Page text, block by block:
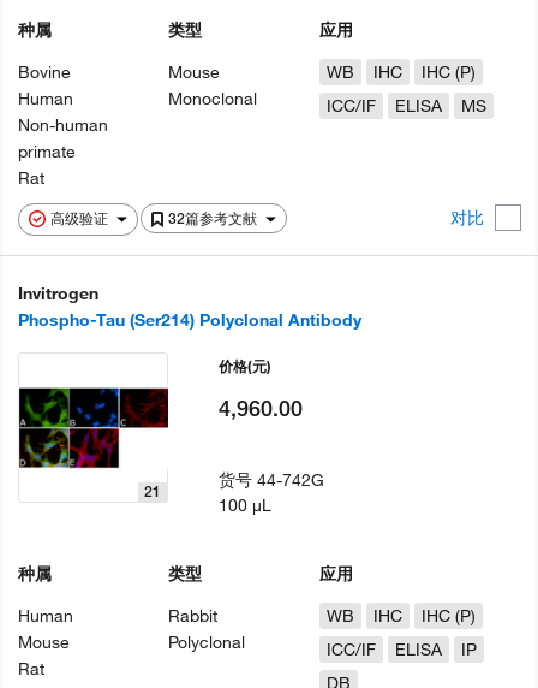
高级验证 32篇参考文献 对比
种属
Bovine
Human
Non-human
primate
Rat
类型
Mouse
Monoclonal
应用
WB
IHC
IHC (P)
ICC/IF
ELISA MS
Invitrogen
Phospho-Tau (Ser214) Polyclonal Antibody
21
种属
Human
Mouse
Rat
类型
Rabbit
Polyclonal
应用
WB
IHC
IHC (P)
ICC/IF
ELISA
IP
DB
价格(元)
4,960.00
货号44-742G
100 µL